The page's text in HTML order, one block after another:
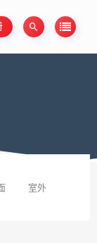
室外